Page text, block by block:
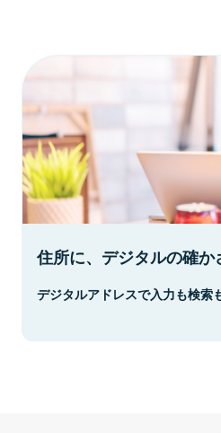
住所に、デジタルの確か
デジタルアドレスで入力も検索